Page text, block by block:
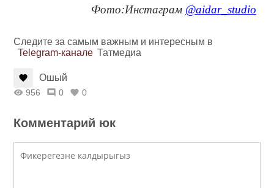
Фото:Инстаграм @aidar_studio
Следите за самым важным и интересным в
Telegram-канале Татмедиа
Ошый
956 0 0
Комментарий юк